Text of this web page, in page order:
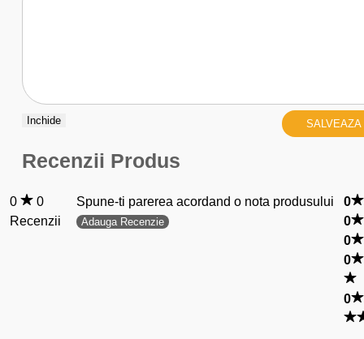
SALVEAZA
Inchide
Recenzii Produs
0
0
Recenzii
Spune-ti parerea acordand o nota produsului
Adauga Recenzie
0
0
0
0
0